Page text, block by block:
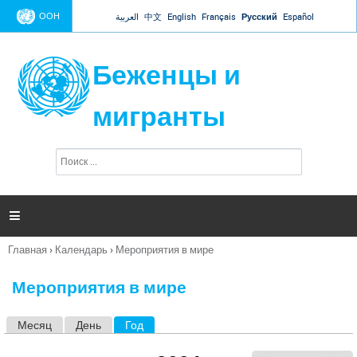
Jump to navigation
ООН العربية 中文 English Français Русский Español
Беженцы и
мигранты
п
и

Вы
Главная › Календарь › Мероприятия в мире
Мероприятия в мире
Месяц День Год